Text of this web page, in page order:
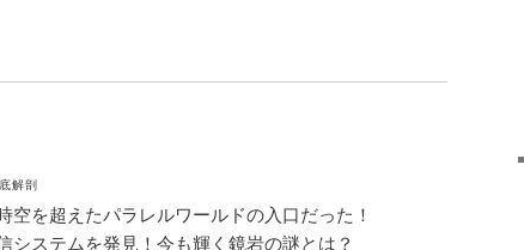
解剖
空を超えたパラレルワールドの入口だった！
システムを発見！今も輝く鏡岩の謎とは？